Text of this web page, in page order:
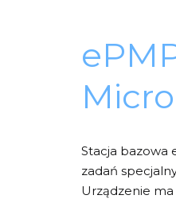
Stacja bazowa
zadań
Urządzenie